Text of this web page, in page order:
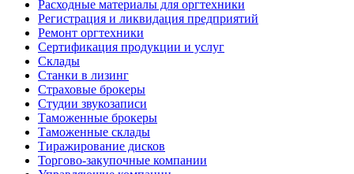
Расходные материалы для оргтехники
Регистрация и ликвидация предприятий
Ремонт оргтехники
Сертификация продукции и услуг
Склады
Станки в лизинг
Страховые брокеры
Студии звукозаписи
Таможенные брокеры
Таможенные склады
Тиражирование дисков
Торгово-закупочные компании